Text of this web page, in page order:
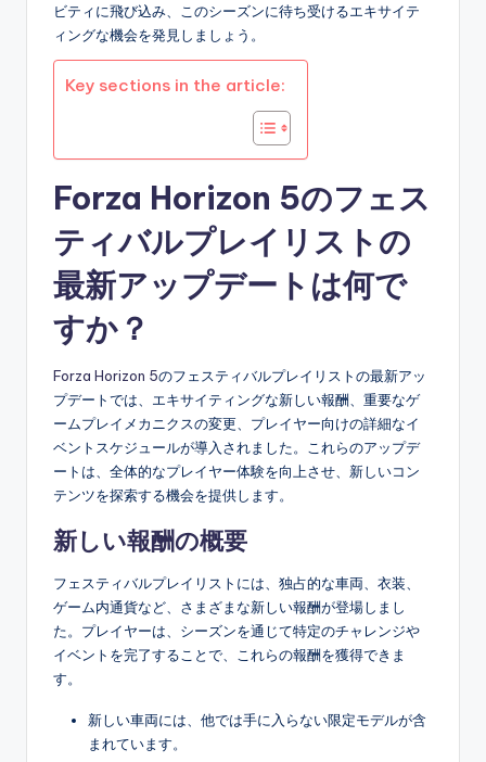
ビティに飛び込み、このシーズンに待ち受けるエキサイテ
ィングな機会を発見しましょう。
Key sections in the article:
Forza Horizon 5のフェス
ティバルプレイリストの
最新アップデートは何で
すか？
Forza Horizon 5のフェスティバルプレイリストの最新アッ
プデートでは、エキサイティングな新しい報酬、重要なゲ
ームプレイメカニクスの変更、プレイヤー向けの詳細なイ
ベントスケジュールが導入されました。これらのアップデ
ートは、全体的なプレイヤー体験を向上させ、新しいコン
テンツを探索する機会を提供します。
新しい報酬の概要
フェスティバルプレイリストには、独占的な車両、衣装、
ゲーム内通貨など、さまざまな新しい報酬が登場しまし
た。プレイヤーは、シーズンを通じて特定のチャレンジや
イベントを完了することで、これらの報酬を獲得できま
す。
新しい車両には、他では手に入らない限定モデルが含
まれています。